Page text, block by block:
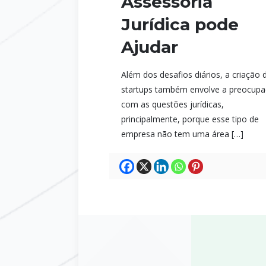
Jurídica pode
Ajudar
Além dos desafios diários, a criação
startups também envolve a
com as questões jurídicas,
principalmente, porque esse tipo de
empresa não tem uma área […]